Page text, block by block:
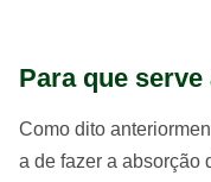
Para que
Como dito
a de fazer a absorção